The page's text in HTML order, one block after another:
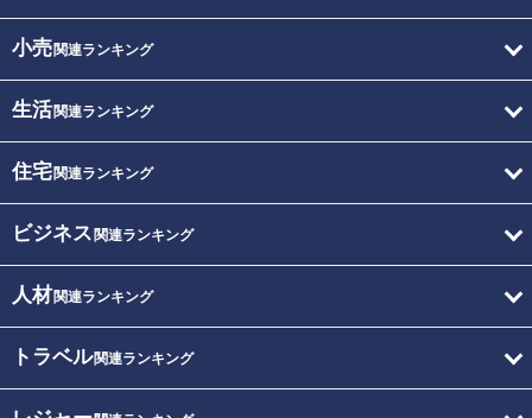
小売関連ランキング
生活関連ランキング
住宅関連ランキング
ビジネス 関連ランキング
人材関連ランキング
トラベル関連ランキング